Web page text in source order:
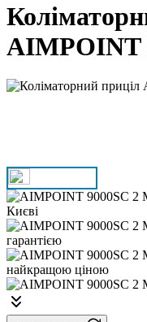
AIMPOINT